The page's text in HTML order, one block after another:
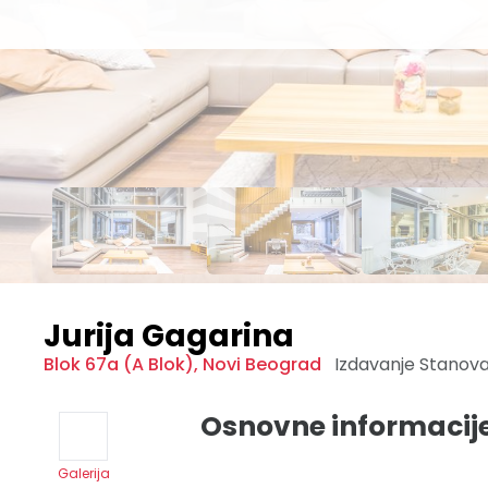
Jurija Gagarina
Blok 67a (A Blok), Novi Beograd Izdavanje
Galerija
Osnovne